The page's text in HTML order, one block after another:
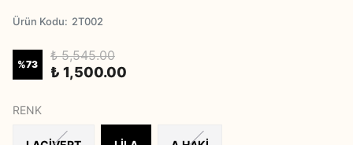
Ürün Kodu: 2T002
%73
₺ 5,545.00
₺ 1,500.00
RENK